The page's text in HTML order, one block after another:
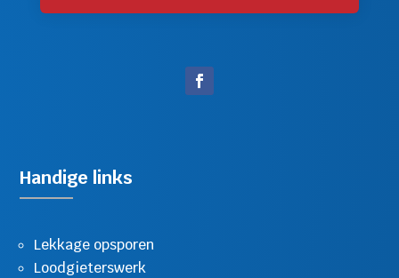
Handige links
Lekkage opsporen
Loodgieterswerk